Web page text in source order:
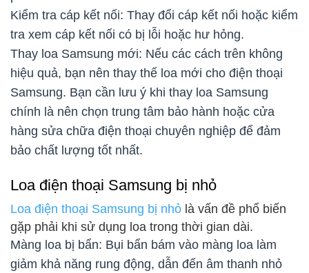
Kiểm tra cáp kết nối: Thay đổi cáp kết nối hoặc kiểm
tra xem cáp kết nối có bị lỗi hoặc hư hỏng.
Thay loa Samsung mới: Nếu các cách trên không
hiệu quả, bạn nên thay thế loa mới cho điện thoại
Samsung. Bạn cần lưu ý khi thay loa Samsung
chính là nên chọn trung tâm bảo hành hoặc cửa
hàng sửa chữa điện thoại chuyên nghiệp để đảm
bảo chất lượng tốt nhất.
Loa điện thoại Samsung bị nhỏ
Loa điện thoại Samsung bị nhỏ là vấn đề phổ biến
gặp phải khi sử dụng loa trong thời gian dài.
Màng loa bị bẩn: Bụi bẩn bám vào màng loa làm
giảm khả năng rung động, dẫn đến âm thanh nhỏ